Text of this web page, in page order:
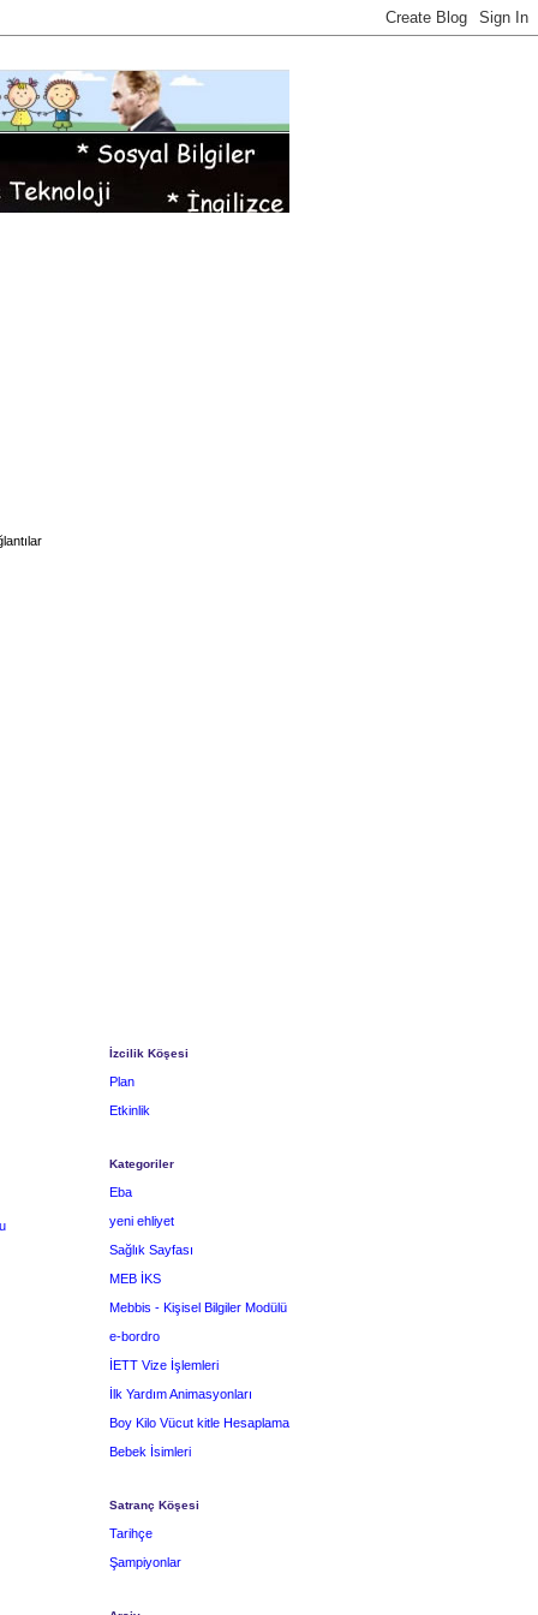
İzcilik Köşesi
Plan
Etkinlik
Kategoriler
Eba
yeni ehliyet
Sağlık Sayfası
MEB İKS
Mebbis - Kişisel Bilgiler Modülü
e-bordro
İETT Vize İşlemleri
İlk Yardım Animasyonları
Boy Kilo Vücut kitle Hesaplama
Bebek İsimleri
Satranç Köşesi
Tarihçe
Şampiyonlar